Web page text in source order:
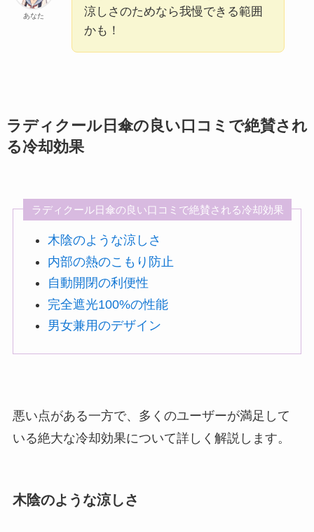
あなた
涼しさのためなら我慢できる範囲
かも！
ラディクール日傘の良い口コミで絶賛され
る冷却効果
ラディクール日傘の良い口コミで絶賛される冷却効果
木陰のような涼しさ
内部の熱のこもり防止
自動開閉の利便性
完全遮光100%の性能
男女兼用のデザイン
悪い点がある一方で、多くのユーザーが満足して
いる絶大な冷却効果について詳しく解説します。
木陰のような涼しさ